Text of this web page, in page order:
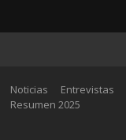
Noticias Entrevistas
Resumen 2025